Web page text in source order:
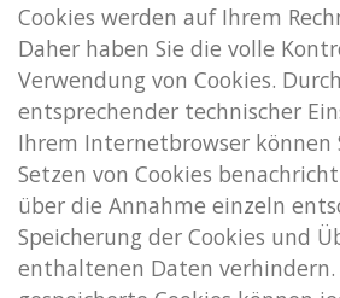
Cookies werden auf Ihrem
Daher haben Sie die volle
Verwendung von Cookies.
entsprechender technischer
Ihrem Internetbrowser können
Setzen von Cookies
über die Annahme einzeln
Speicherung der Cookies und
enthaltenen Daten verhindern.